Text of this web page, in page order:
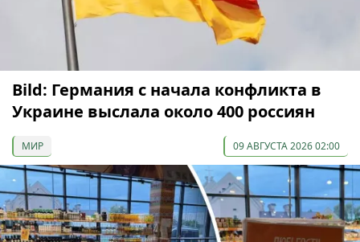
Bild: Германия с начала конфликта в
Украине выслала около 400 россиян
МИР 09 АВГУСТА 2026 02:00